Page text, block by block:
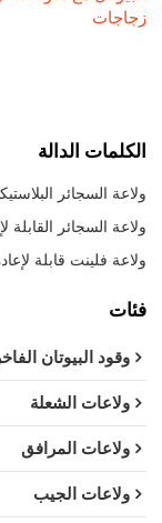
زجاجات
الكلمات الدالة
ولاعة السجائر
ولاعة السجائر القابلة
ولاعة فلينت قابلة
فئات
وقود البيوتان
ولاعات الشعلة
ولاعات المرافق
ولاعات الجيب